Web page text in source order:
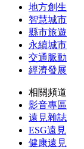
地方創生
智慧城市
縣市旅遊
永續城市
交通脈動
經濟發展
相關頻道
影音專區
遠見雜誌
ESG遠見
健康遠見